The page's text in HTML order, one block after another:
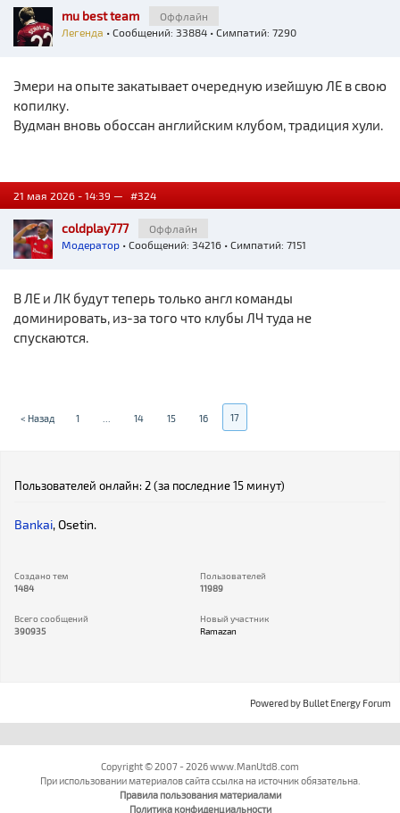
mu best team
Оффлайн
Легенда • Сообщений: 33884 • Симпатий: 7290
Эмери на опыте закатывает очередную изейшую ЛЕ в свою
копилку.
Вудман вновь обоссан английским клубом, традиция хули.
21 мая 2026 - 14:39 — #324
coldplay777
Оффлайн
Модератор • Сообщений: 34216 • Симпатий: 7151
В ЛЕ и ЛК будут теперь только англ команды
доминировать, из-за того что клубы ЛЧ туда не
спускаются.
< Назад 1 14 15 16 17
Пользователей онлайн: 2 (за последние 15 минут)
Bankai,Osetin.
Создано тем
1484
Всего сообщений
390935
Пользователей
11989
Новый участник
Ramazan
Powered by Bullet Energy Forum
Copyright © 2007 - 2026 www.ManUtd8.com
При использовании материалов сайта ссылка на источник обязательна.
Правила пользования материалами
Политика конфиденциальности